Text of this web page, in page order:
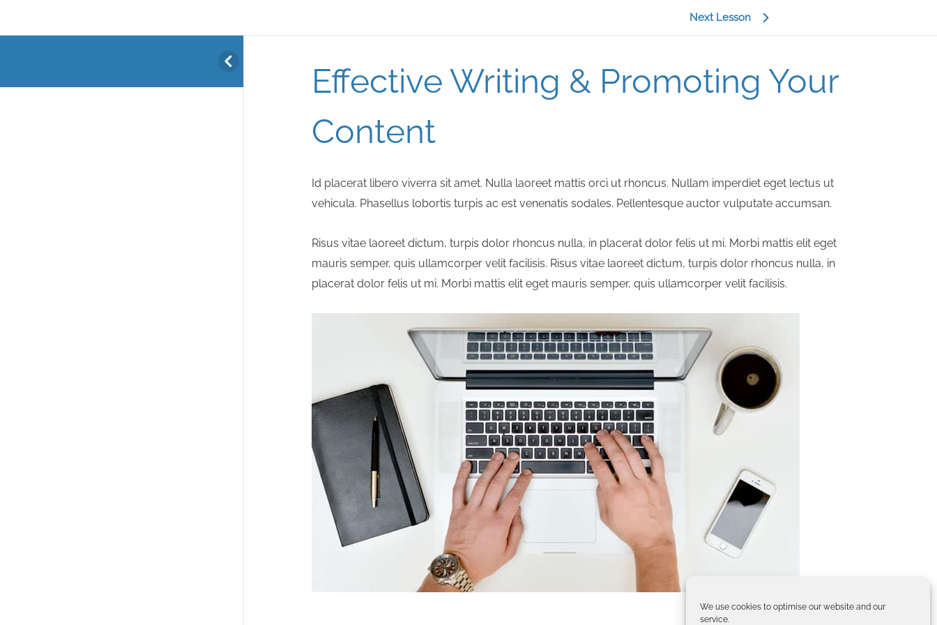
We use cookies to optimise our website and our
service.
Next Lesson
Effective Writing & Promoting Your
Content
Id placerat libero viverra sit amet. Nulla laoreet mattis orci ut rhoncus. Nullam imperdiet eget lectus ut
vehicula. Phasellus lobortis turpis ac est venenatis sodales. Pellentesque auctor vulputate accumsan.
Risus vitae laoreet dictum, turpis dolor rhoncus nulla, in placerat dolor felis ut mi. Morbi mattis elit eget
mauris semper, quis ullamcorper velit facilisis. Risus vitae laoreet dictum, turpis dolor rhoncus nulla, in
placerat dolor felis ut mi. Morbi mattis elit eget mauris semper, quis ullamcorper velit facilisis.